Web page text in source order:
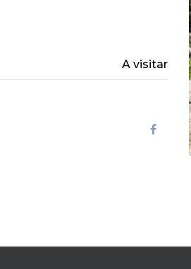
A visitar